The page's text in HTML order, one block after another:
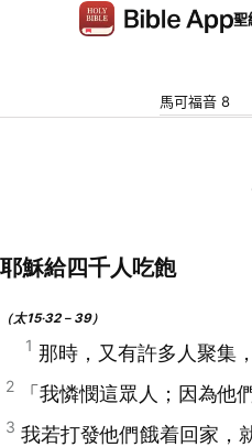
聖
馬可福音 8
耶穌給四千人吃飽
（太15‧32－39）
1 那時，又有許多人聚集
2 「我憐憫這眾人；因為他
3 我若打發他們餓着回家，